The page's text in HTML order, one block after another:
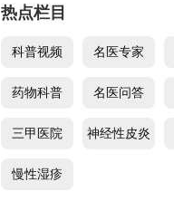
热点栏目
科普视频 名医专家
药物科普 名医问答
三甲医院 神经性皮炎
慢性湿疹